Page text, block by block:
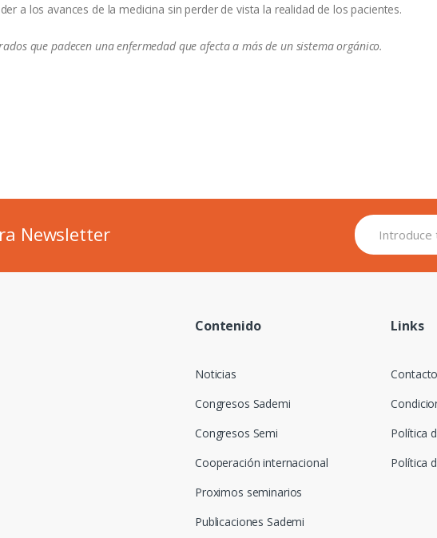
a los avances de la medicina sin perder de vista la realidad de los pacientes.
que padecen una enfermedad que afecta a más de un sistema orgánico.
Newsletter
Contenido
Noticias
Congresos Sademi
Congresos Semi
Cooperación internacional
Proximos seminarios
Publicaciones Sademi
Links
Contacto
Política
Política